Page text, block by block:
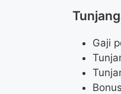
Gaji